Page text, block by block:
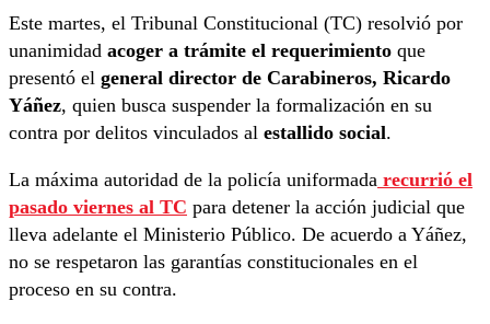
Este martes, el Tribunal Constitucional (TC) resolvió por
unanimidad acoger a trámite el requerimiento que
presentó el general director de Carabineros, Ricardo
Yáñez, quien busca suspender la formalización en su
contra por delitos vinculados al estallido social.
La máxima autoridad de la policía uniformada recurrió el
pasado viernes al TC para detener la acción judicial que
lleva adelante el Ministerio Público. De acuerdo a Yáñez,
no se respetaron las garantías constitucionales en el
proceso en su contra.